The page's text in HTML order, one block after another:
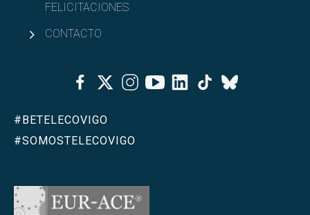
FELICITACIONES
CONTACTO
FacebookTwitterInstagramYoutubeLinkedinTiktok
Bluesky
#BETELECOVIGO
#SOMOSTELECOVIGO